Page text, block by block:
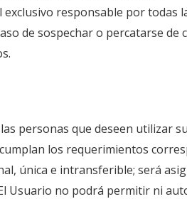
exclusivo responsable por todas
de sospechar o percatarse de
personas que deseen utilizar
los requerimientos
única e intransferible; será
Usuario no podrá permitir ni